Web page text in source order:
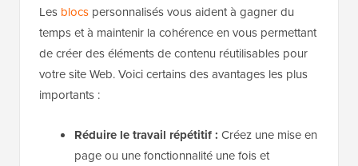
Les blocs personnalisés vous aident à gagner du
temps et à maintenir la cohérence en vous permettant
de créer des éléments de contenu réutilisables pour
votre site Web. Voici certains des avantages les plus
importants :
Réduire le travail répétitif : Créez une mise en
page ou une fonctionnalité une fois et